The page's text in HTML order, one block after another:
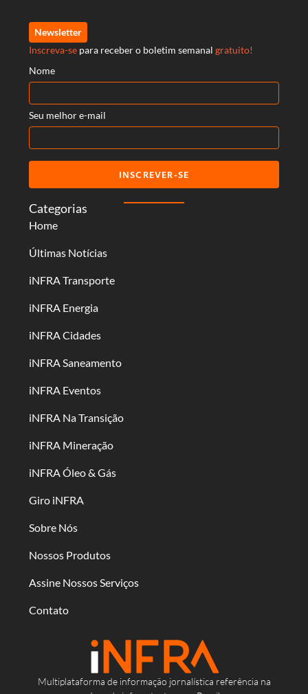
Multiplataforma de informação jornalística referência na
Categorias
Home
Últimas Notícias
iNFRA Transporte
iNFRA Energia
iNFRA Cidades
iNFRA Saneamento
iNFRA Eventos
iNFRA Na Transição
iNFRA Mineração
iNFRA Óleo & Gás
Giro iNFRA
Sobre Nós
Nossos Produtos
Assine Nossos Serviços
Contato
Newsletter
Inscreva-se para receber o boletim semanal gratuito!
Nome
Seu melhor e-mail
INSCREVER-SE